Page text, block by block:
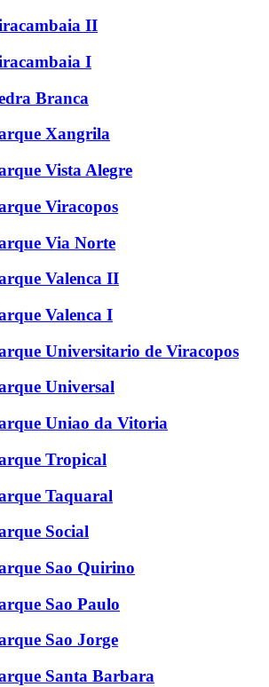
II
I
Branca
Xangrila
Vista Alegre
Viracopos
Via Norte
Valenca II
Valenca I
Universitario de Viracopos
Universal
Uniao da Vitoria
Tropical
Taquaral
Social
Sao Quirino
Sao Paulo
Sao Jorge
Santa Barbara